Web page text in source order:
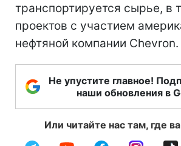
транспортируется сырье, в
проектов с участием
нефтяной компании Chevron.
Не упустите главное!
наши обновления в
Или читайте нас там, где